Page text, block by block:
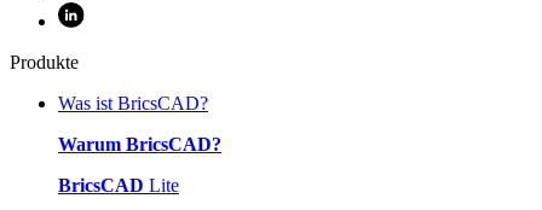
Produkte
Was ist BricsCAD?
Warum BricsCAD?
BricsCAD Lite